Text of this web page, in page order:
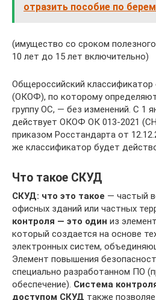
отразить пособие по
(имущество со сроком
10 лет до 15 лет включительно)
Общероссийский
(ОКОФ), по которому
группу ОС, — без изменений. С 1
действует ОКОФ ОК 013-2021
приказом Росстандарта от
же классификатор будет
Что такое СКУД
СКУД: что это такое — частый
офисных зданий или частных
контроля — это один из
который создается на основе
электронных систем,
Элемент повышения
специально разработанном ПО
обеспечение). Система
доступом СКУД также